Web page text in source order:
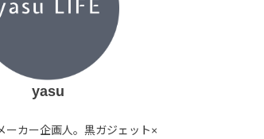
yasu
ーカー企画人。黒ガジェット×